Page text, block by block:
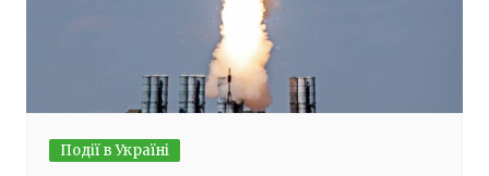
Події в Україні